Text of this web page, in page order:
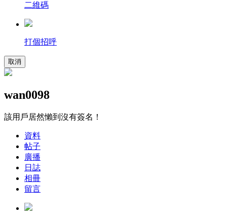
二維碼
打個招呼
取消
wan0098
該用戶居然懶到沒有簽名！
資料
帖子
廣播
日誌
相冊
留言